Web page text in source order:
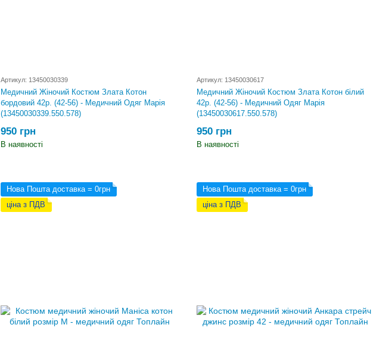
Артикул: 13450030339
Медичний Жіночий Костюм Злата Котон
бордовий 42р. (42-56) - Медичний Одяг Марія
(13450030339.550.578)
950 грн
В наявності
Артикул: 13450030617
Медичний Жіночий Костюм Злата Котон білий
42р. (42-56) - Медичний Одяг Марія
(13450030617.550.578)
950 грн
В наявності
Нова Пошта доставка = 0грн
ціна з ПДВ
Нова Пошта доставка = 0грн
ціна з ПДВ